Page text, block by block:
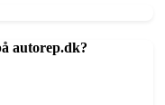
autorep.dk?